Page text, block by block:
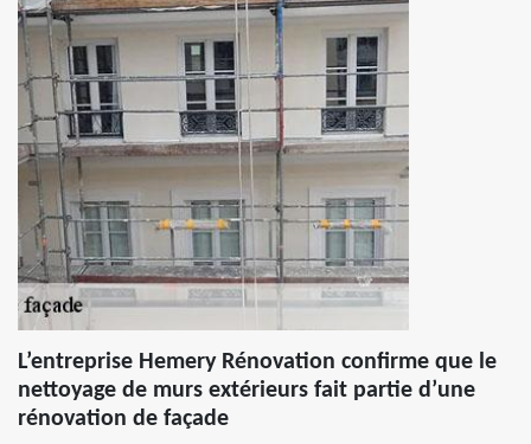
L’entreprise Hemery Rénovation confirme que le
nettoyage de murs extérieurs fait partie d’une
rénovation de façade